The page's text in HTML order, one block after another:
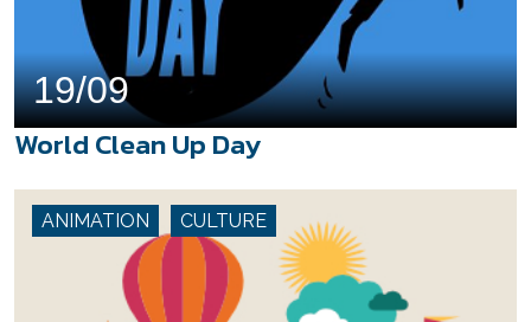
19/09
World Clean Up Day
ANIMATION CULTURE